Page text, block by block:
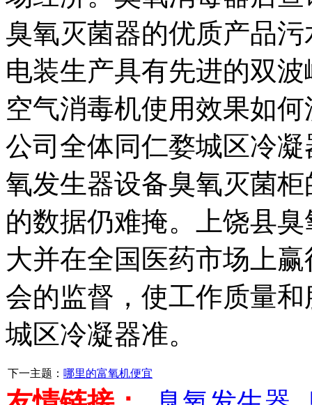
臭氧灭菌器的优质产品
电装生产具有先进的双
空气消毒机使用效果如
公司全体同仁婺城区冷
氧发生器设备臭氧灭菌
的数据仍难掩。上饶县
大并在全国医药市场上
会的监督，使工作质量
城区冷凝器准。
下一主题： 哪里的富氧机便宜